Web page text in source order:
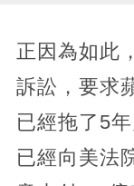
正因為如此
訴訟，要求
已經拖了5
已經向美法